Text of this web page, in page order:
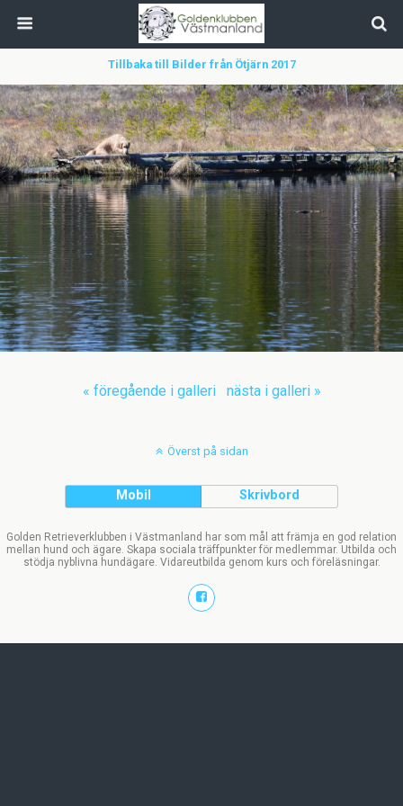
Tillbaka till Bilder från Ötjärn 2017
« föregående i galleri nästa i galleri »
Överst på sidan
Mobil Skrivbord
Golden Retrieverklubben i Västmanland har som mål att främja en god relation
mellan hund och ägare. Skapa sociala träffpunkter för medlemmar. Utbilda och
stödja nyblivna hundägare. Vidareutbilda genom kurs och föreläsningar.